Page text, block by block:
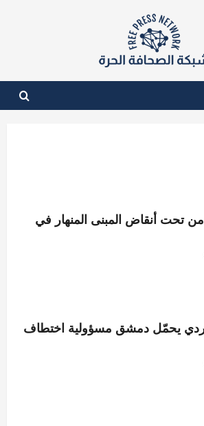
جثماناً من تحت أنقاض المبنى المنهار في
يحمّل دمشق مسؤولية اختطاف